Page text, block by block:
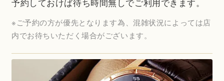
※ご予約の方が優先となります為、混雑状況によっては店
内でお待ちいただく場合がございます。